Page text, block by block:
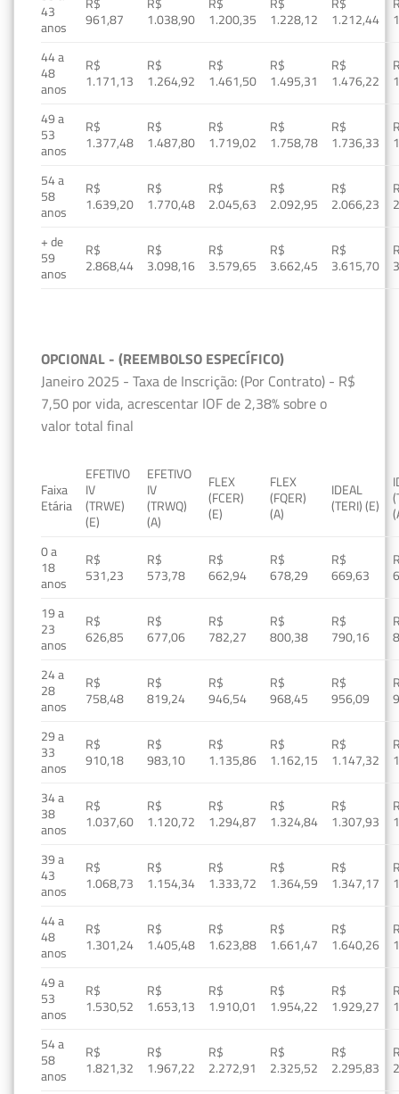
43
anos
961,87
1.038,90
1.200,35
1.228,12
1.212,44
44 a
48
anos
R$
1.171,13
R$
1.264,92
R$
1.461,50
R$
1.495,31
R$
1.476,22
49 a
53
anos
R$
1.377,48
R$
1.487,80
R$
1.719,02
R$
1.758,78
R$
1.736,33
54 a
58
anos
R$
1.639,20
R$
1.770,48
R$
2.045,63
R$
2.092,95
R$
2.066,23
+ de
59
anos
R$
2.868,44
R$
3.098,16
R$
3.579,65
R$
3.662,45
R$
3.615,70
OPCIONAL - (REEMBOLSO ESPECÍFICO)
Janeiro 2025 - Taxa de Inscrição: (Por Contrato) - R$
7,50 por vida, acrescentar IOF de 2,38% sobre o
valor total final
Faixa
Etária
EFETIVO
IV
(TRWE)
(E)
EFETIVO
IV
(TRWQ)
(A)
FLEX
(FCER)
(E)
FLEX
(FQER)
(A)
IDEAL
(TERI) (E)
0 a
18
anos
R$
531,23
R$
573,78
R$
662,94
R$
678,29
R$
669,63
19 a
23
anos
R$
626,85
R$
677,06
R$
782,27
R$
800,38
R$
790,16
24 a
28
anos
R$
758,48
R$
819,24
R$
946,54
R$
968,45
R$
956,09
29 a
33
anos
R$
910,18
R$
983,10
R$
1.135,86
R$
1.162,15
R$
1.147,32
34 a
38
anos
R$
1.037,60
R$
1.120,72
R$
1.294,87
R$
1.324,84
R$
1.307,93
39 a
43
anos
R$
1.068,73
R$
1.154,34
R$
1.333,72
R$
1.364,59
R$
1.347,17
44 a
48
anos
R$
1.301,24
R$
1.405,48
R$
1.623,88
R$
1.661,47
R$
1.640,26
49 a
53
anos
R$
1.530,52
R$
1.653,13
R$
1.910,01
R$
1.954,22
R$
1.929,27
54 a
58
anos
R$
1.821,32
R$
1.967,22
R$
2.272,91
R$
2.325,52
R$
2.295,83